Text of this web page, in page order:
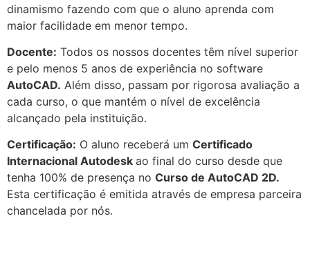
dinamismo fazendo com que o aluno aprenda com
maior facilidade em menor tempo.
Docente: Todos os nossos docentes têm nível superior
e pelo menos 5 anos de experiência no software
AutoCAD. Além disso, passam por rigorosa avaliação a
cada curso, o que mantém o nível de excelência
alcançado pela instituição.
Certificação: O aluno receberá um Certificado
Internacional Autodesk ao final do curso desde que
tenha 100% de presença no Curso de AutoCAD 2D.
Esta certificação é emitida através de empresa parceira
chancelada por nós.